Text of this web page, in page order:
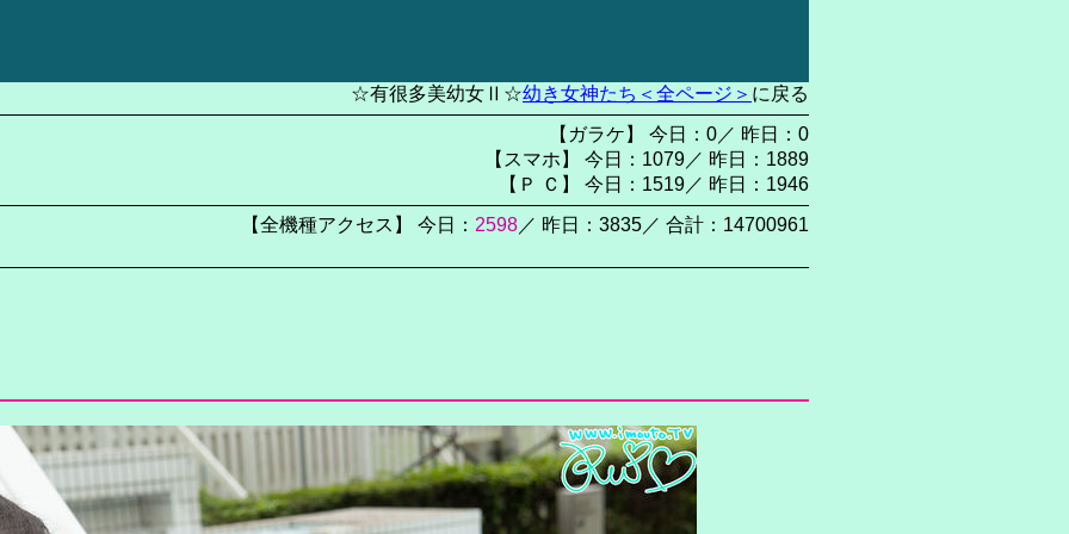
☆有很多美幼女Ⅱ☆幼き女神たち＜全ページ＞ に戻る
【ガラケ】 今日：0／ 昨日：0
【スマホ】 今日：1079／ 昨日：1889
【Ｐ Ｃ】 今日：1519／ 昨日：1946
【全機種アクセス】 今日： 2598／ 昨日：3835／ 合計：14700961